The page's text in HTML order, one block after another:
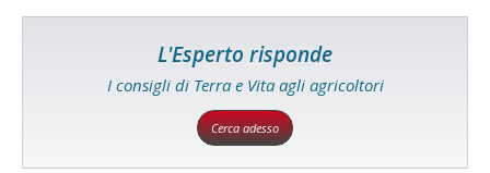
L'Esperto risponde
I consigli di Terra e Vita agli agricoltori
Cerca adesso